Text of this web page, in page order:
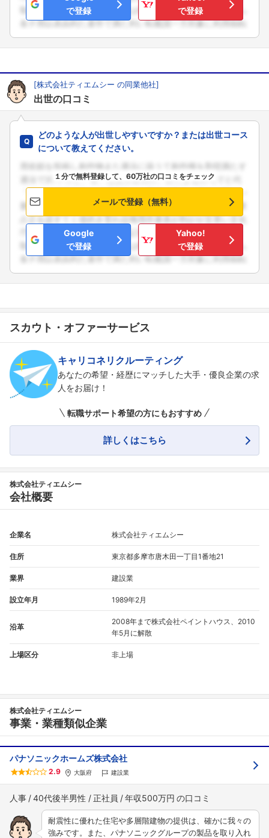
こちらの企業もフォローしませんか？
で登録
で登録
[株式会社ティエムシー の同業他社]
出世の口コミ
どのような人が出世しやすいですか？または出世コース
について教えてください。
１分で無料登録して、60万社の口コミをチェック
メールで登録（無料）
Google
で登録
Yahoo!
で登録
スカウト・オファーサービス
キャリコネリクルーティング
あなたの希望・経歴にマッチした大手・優良企業の求
人をお届け！
転職サポート希望の方にもおすすめ
詳しくはこちら
株式会社ティエムシー
会社概要
企業名 株式会社ティエムシー
住所 東京都多摩市唐木田一丁目1番地21
業界 建設業
設立年月 1989年2月
沿革
2008年まで株式会社ペイントハウス、2010
年5月に解散
上場区分 非上場
株式会社ティエムシー
事業・業種類似企業
パナソニックホームズ株式会社
2.9 大阪府 建設業
人事 40代後半男性 正社員 年収500万円
耐震性に優れた住宅や多層階建物の提供は、確かに我々の
強みです。また、パナソニックグループの製品を取り入れ